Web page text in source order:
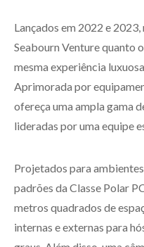
Lançados em 2022 e
Seabourn Venture quanto o
mesma experiência
Aprimorada por
ofereça uma ampla gama
lideradas por uma equipe
Projetados para
padrões da Classe Polar
metros quadrados de
internas e externas para